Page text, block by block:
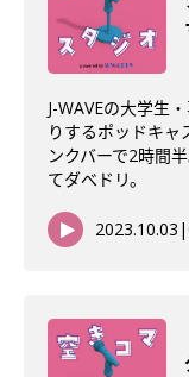
J-WAVEの大学生
りするポッドキャ
ンクバーで2時間
てダべ
2023.10.03 |